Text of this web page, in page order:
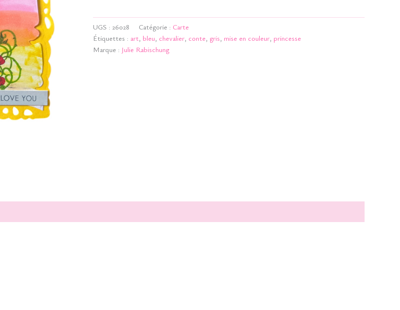
PS
I
love
you
UGS : 26028 Catégorie : Carte
Étiquettes : art, bleu, chevalier, conte, gris, mise en couleur, princesse
Marque : Julie Rabischung